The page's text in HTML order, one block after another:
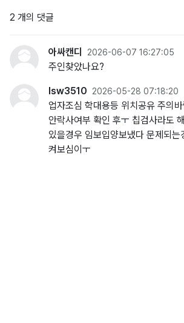
2 개의 댓글
아싸캔디 2026-06-07 16:27:05
주인찾았나요?
lsw3510 2026-05-28 07:18:20
업자조심 학대용등 위치공유 주의
안락사여부 확인 후ㅜ 칩검사라도
있을경우 임보입양보냈다 문제되는
켜보심이ㅜ